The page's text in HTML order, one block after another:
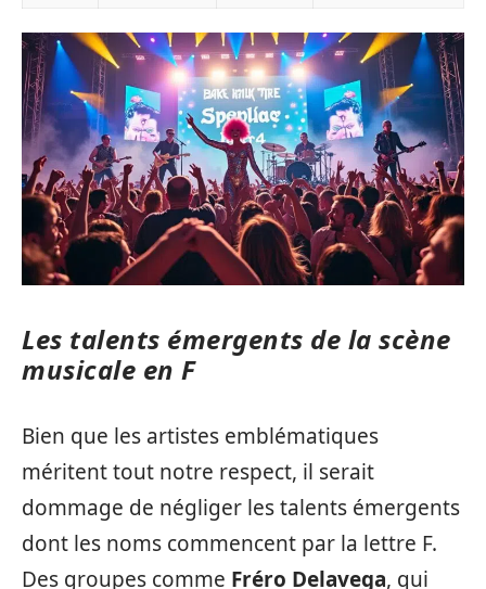
Les talents émergents de la scène
musicale en F
Bien que les artistes emblématiques
méritent tout notre respect, il serait
dommage de négliger les talents émergents
dont les noms commencent par la lettre F.
Des groupes comme Fréro Delavega, qui